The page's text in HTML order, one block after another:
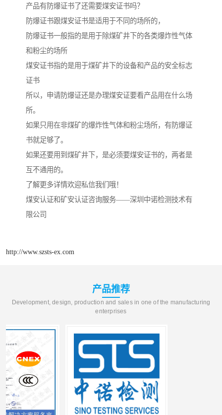
产品有防爆证书了还需要煤安证书吗？
防爆证书跟煤安证书是适用于不同的场所的，
防爆证书一般指的是用于除煤矿井下的各类爆炸性气体
和粉尘的场所
煤安证书指的是用于煤矿井下的设备和产品的安全标志
证书
所以，申请防爆证还是办理煤安证要看产品用在什么场
所。
如果只用在非煤矿的爆炸性气体和粉尘场所，有防爆证
书就足够了。
如果还要用到煤矿井下，是必须要煤安证书的，两者是
互不通用的。
了解更多详情欢迎私信我们哦！
煤安认证和矿安认证咨询服务——深圳中诺检测技术有
限公司
http://www.szsts-ex.com
产品推荐
Development, design, production and sales in one of the manufacturing
enterprises